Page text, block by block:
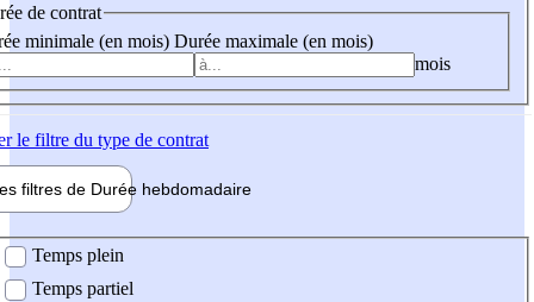
de contrat
minimale (en mois) Durée maximale (en mois)
mois
le filtre du type de contrat
filtres de Durée hebdomadaire
Temps plein
Temps partiel